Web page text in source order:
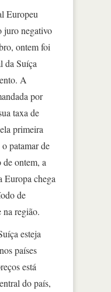
Europeu
juro negativo
ontem foi
da Suíça
A
por
taxa de
primeira
patamar de
ontem, a
Europa chega
de
na região.
esteja
países
está
do país,